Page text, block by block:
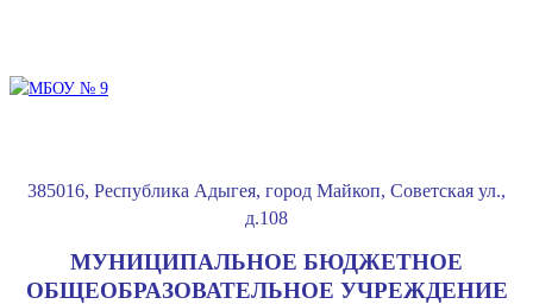
385016, Республика Адыгея, город Майкоп, Советская ул.,
д.108
МУНИЦИПАЛЬНОЕ БЮДЖЕТНОЕ
ОБЩЕОБРАЗОВАТЕЛЬНОЕ УЧРЕЖДЕНИЕ